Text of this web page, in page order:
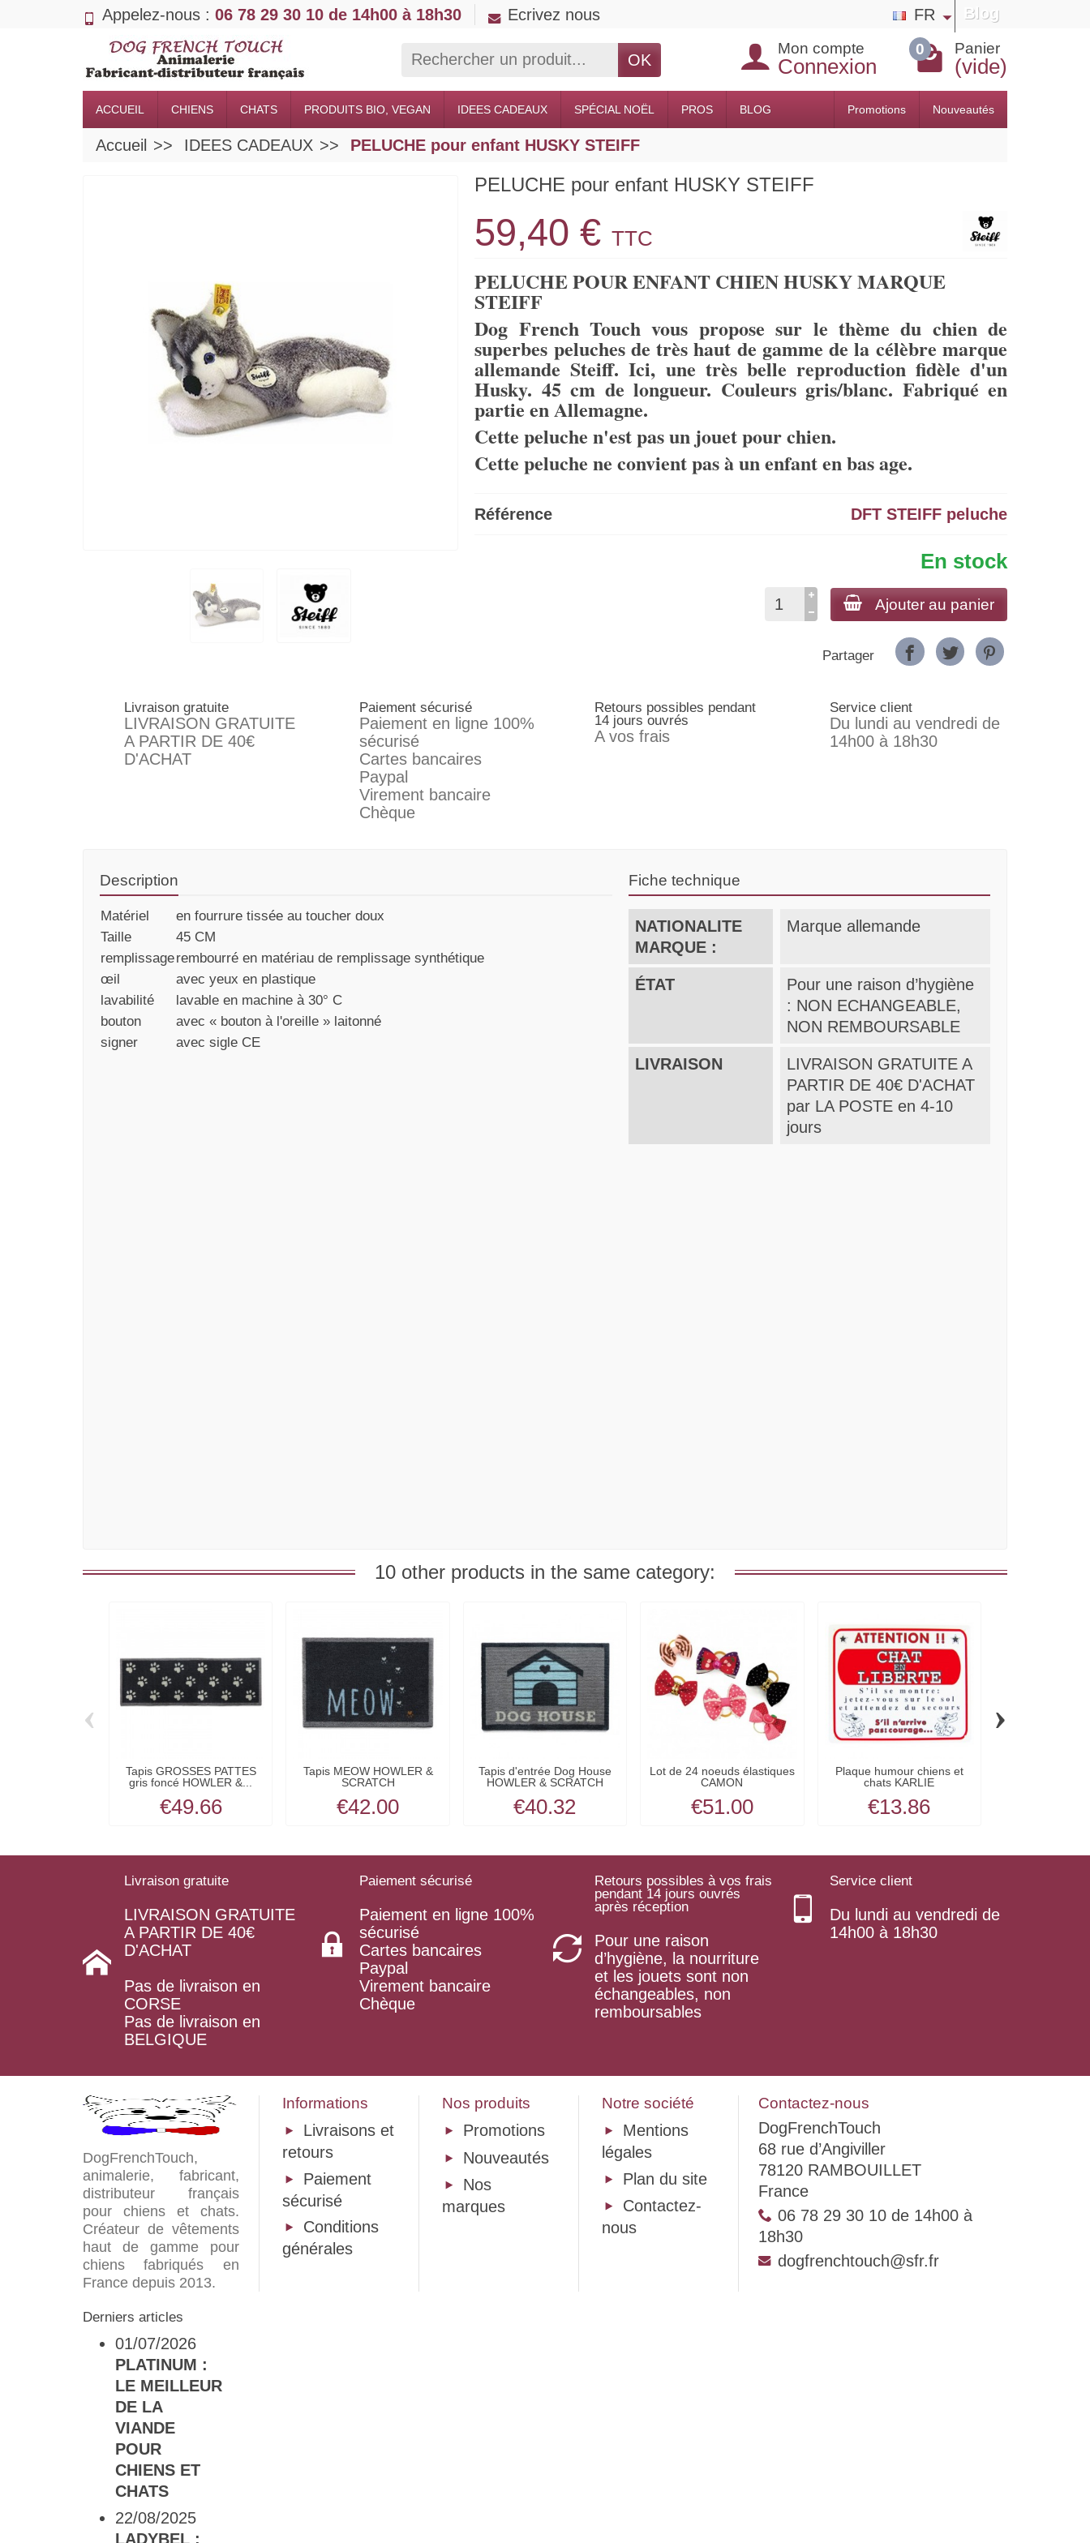
Appelez-nous : 06 78 29 30 10 de 14h00 à 18h30 Ecrivez nous FR Blog
OK
Mon compte
Connexion
0 Panier
(vide)
ACCUEIL CHIENS CHATS PRODUITS BIO, VEGAN IDEES CADEAUX SPÉCIAL NOËL PROS BLOG Promotions Nouveautés
Accueil IDEES CADEAUX PELUCHE pour enfant HUSKY STEIFF
PELUCHE pour enfant HUSKY STEIFF
59,40 €TTC
PELUCHE POUR ENFANT CHIEN HUSKY MARQUE
STEIFF
Dog French Touch vous propose sur le thème du chien de
superbes peluches de très haut de gamme de la célèbre marque
allemande Steiff. Ici, une très belle reproduction fidèle d'un
Husky. 45 cm de longueur. Couleurs gris/blanc. Fabriqué en
partie en Allemagne.
Cette peluche n'est pas un jouet pour chien.
Cette peluche ne convient pas à un enfant en bas age.
Référence DFT STEIFF peluche
En stock
Ajouter au panier
Partager
Livraison gratuite
LIVRAISON GRATUITE
A PARTIR DE 40€
D'ACHAT
Paiement sécurisé
Paiement en ligne 100%
sécurisé
Cartes bancaires
Paypal
Virement bancaire
Chèque
Retours possibles pendant
14 jours ouvrés
A vos frais
Service client
Du lundi au vendredi de
14h00 à 18h30
Description
Matériel
en fourrure tissée au toucher doux
Taille
45 CM
remplissagerembourré en matériau de remplissage synthétique
œil
avec yeux en plastique
lavabilité
lavable en machine à 30° C
bouton
avec « bouton à l'oreille » laitonné
signer
avec sigle CE
Fiche technique
NATIONALITE
MARQUE :
Marque allemande
ÉTAT
Pour une raison d’hygiène
: NON ECHANGEABLE,
NON REMBOURSABLE
LIVRAISON
LIVRAISON GRATUITE A
PARTIR DE 40€ D'ACHAT
par LA POSTE en 4-10
jours
10 other products in the same category:
Tapis GROSSES PATTES
gris foncé HOWLER &...
€49.66
Tapis MEOW HOWLER &
SCRATCH
€42.00
Tapis d'entrée Dog House
HOWLER & SCRATCH
€40.32
Lot de 24 noeuds élastiques
CAMON
€51.00
Plaque humour chiens et
chats KARLIE
€13.86
‹ ›
Livraison gratuite
LIVRAISON GRATUITE
A PARTIR DE 40€
D'ACHAT
Pas de livraison en
CORSE
Pas de livraison en
BELGIQUE
Paiement sécurisé
Paiement en ligne 100%
sécurisé
Cartes bancaires
Paypal
Virement bancaire
Chèque
Retours possibles à vos frais
pendant 14 jours ouvrés
après réception
Pour une raison
d’hygiène, la nourriture
et les jouets sont non
échangeables, non
remboursables
Service client
Du lundi au vendredi de
14h00 à 18h30
DogFrenchTouch,
animalerie, fabricant,
distributeur français
pour chiens et chats.
Créateur de vêtements
haut de gamme pour
chiens fabriqués en
France depuis 2013.
Informations
Livraisons et
retours
Paiement
sécurisé
Conditions
générales
Nos produits
Promotions
Nouveautés
Nos
marques
Notre société
Mentions
légales
Plan du site
Contactez-
nous
Contactez-nous
DogFrenchTouch
68 rue d’Angiviller
78120 RAMBOUILLET
France
06 78 29 30 10 de 14h00 à
18h30
dogfrenchtouch@sfr.fr
Derniers articles
01/07/2026
PLATINUM :
LE MEILLEUR
DE LA
VIANDE
POUR
CHIENS ET
CHATS
22/08/2025
LADYBEL :